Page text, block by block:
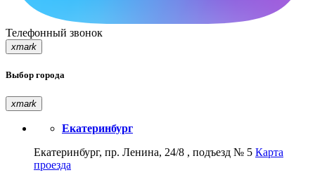
Телефонный звонок
xmark
Выбор города
xmark
Екатеринбург
Екатеринбург, пр. Ленина, 24/8 , подъезд № 5 Карта
проезда